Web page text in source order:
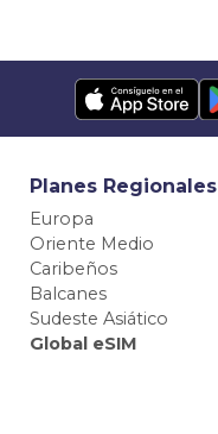
Planes Regionales
Europa
Oriente Medio
Caribeños
Balcanes
Sudeste Asiático
Global eSIM